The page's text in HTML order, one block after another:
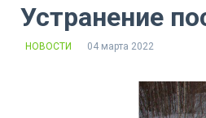
Устранение
НОВОСТИ 04 марта 2022